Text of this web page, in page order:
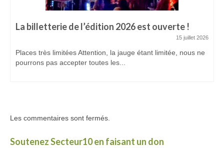
La billetterie de l’édition 2026 est ouverte !
15 juillet 2026
Places très limitées Attention, la jauge étant limitée, nous ne
pourrons pas accepter toutes les...
Les commentaires sont fermés.
Soutenez Secteur10 en faisant un don